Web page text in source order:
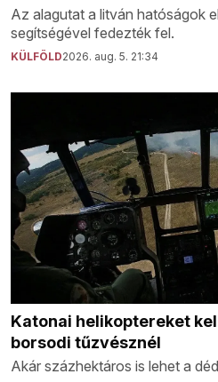
Az alagutat a litván hatóságok
segítségével fedezték fel.
KÜLFÖLD2026. aug. 5. 21:34
Katonai helikoptereket
borsodi tűzvésznél
Akár százhektáros is lehet a